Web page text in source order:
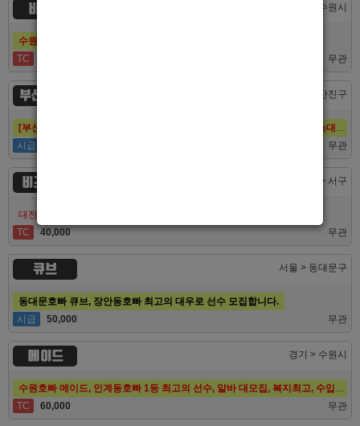
비스트 경기 > 수원시
수원호빠 비스트 인증업소에서 알바 선수 구인합니다
TC
무관
부산 퍼스트 부산 > 부산진구
[부산호빠 퍼스트] 대한민국 1등규모! 서면호빠 12년째 독점! (구. 헤라,늑대,썸,버드)
시급
무관
비즈니스 대전 > 서구
대전호빠 최고의 팀 브라더에서 선수 추가모집합니다!
TC
40,000 무관
큐브 서울 > 동대문구
동대문호빠 큐브, 장안동호빠 최고의 대우로 선수 모집합니다.
시급
50,000 무관
메이드 경기 > 수원시
수원호빠 메이드, 인계동호빠 1등 최고의 선수, 알바 대모집, 복지최고, 수입최고
TC
60,000 무관